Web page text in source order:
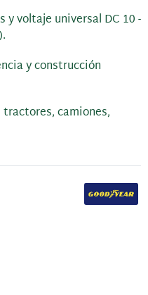
y voltaje universal DC 10 -
y construcción
camiones,